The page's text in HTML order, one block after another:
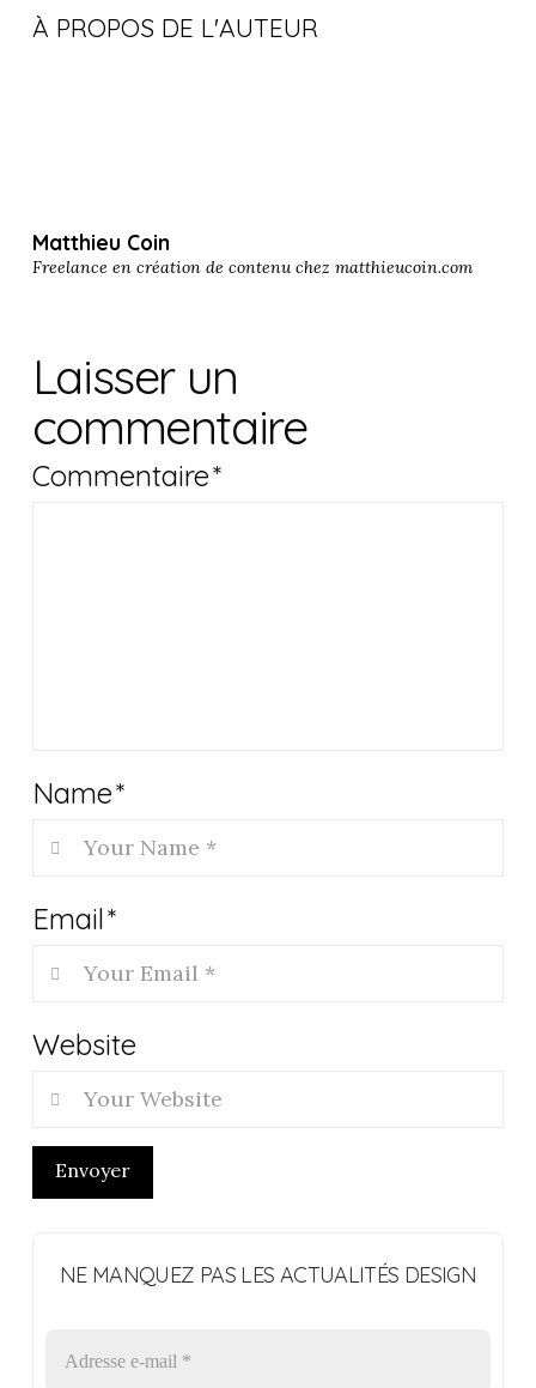
À PROPOS DE L'AUTEUR
Matthieu Coin
Freelance en création de contenu chez matthieucoin.com
Laisser un
commentaire
Commentaire*
Name*
Email*
Website
Envoyer
NE MANQUEZ PAS LES ACTUALITÉS DESIGN